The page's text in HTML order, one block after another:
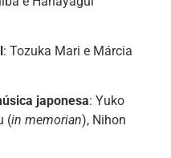
: Tozuka Mari e Márcia
japonesa: Yuko
(in memorian), Nihon